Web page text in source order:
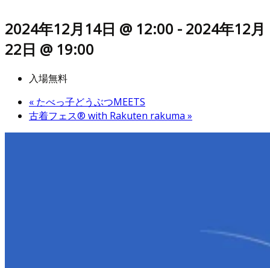
2024年12月14日 @ 12:00 - 2024年12月
22日 @ 19:00
入場無料
« たべっ子どうぶつMEETS
古着フェス® with Rakuten rakuma »